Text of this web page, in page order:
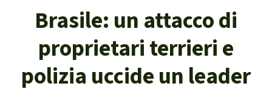
Attualità
Risultati
Temi principali
Foresta tropicale
Biomassa e Bioenergia
Chi siamo
Chi siamo
Cerca
Protezione degli animali
Difensore e difensori delle foreste
particolare
America Latina
Brasile: un attacco di
proprietari terrieri e
polizia uccide un leader